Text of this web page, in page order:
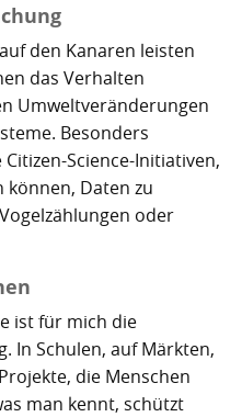
den Kanaren leisten
das Verhalten
Umweltveränderungen
Besonders
Science-Initiativen,
können, Daten zu
oder
ist für mich die
In Schulen, auf Märkten,
die Menschen
man kennt, schützt